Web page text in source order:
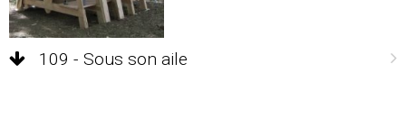
109 - Sous son aile